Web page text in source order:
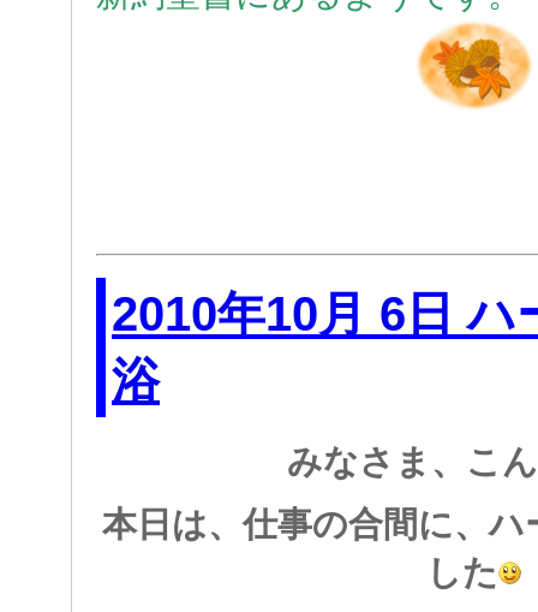
2010年10月 6日 ハ
浴
みなさま、こ
本日は、仕事の合間に、
した